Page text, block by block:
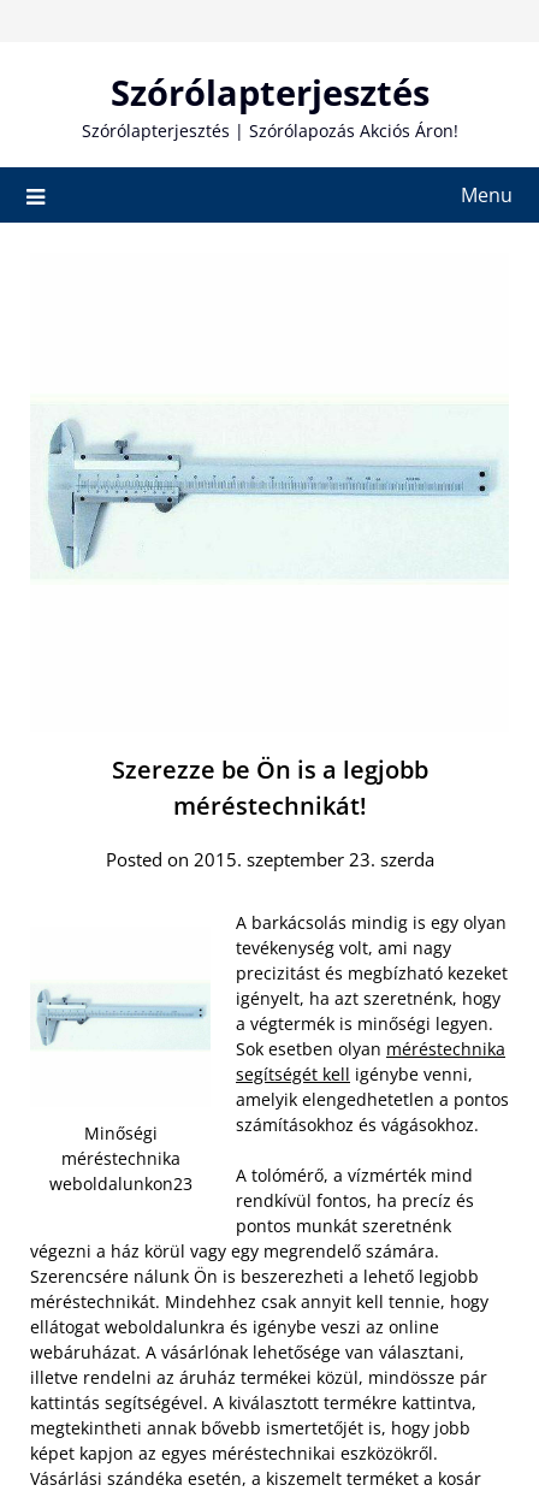
Szórólapterjesztés
Szórólapterjesztés | Szórólapozás Akciós Áron!
Menu
Szerezze be Ön is a legjobb
méréstechnikát!
Posted on 2015. szeptember 23. szerda
Minőségi
méréstechnika
weboldalunkon23
A barkácsolás mindig is egy olyan
tevékenység volt, ami nagy
precizitást és megbízható kezeket
igényelt, ha azt szeretnénk, hogy
a végtermék is minőségi legyen.
Sok esetben olyan méréstechnika
segítségét kell igénybe venni,
amelyik elengedhetetlen a pontos
számításokhoz és vágásokhoz.
A tolómérő, a vízmérték mind
rendkívül fontos, ha precíz és
pontos munkát szeretnénk
végezni a ház körül vagy egy megrendelő számára.
Szerencsére nálunk Ön is beszerezheti a lehető legjobb
méréstechnikát. Mindehhez csak annyit kell tennie, hogy
ellátogat weboldalunkra és igénybe veszi az online
webáruházat. A vásárlónak lehetősége van választani,
illetve rendelni az áruház termékei közül, mindössze pár
kattintás segítségével. A kiválasztott termékre kattintva,
megtekintheti annak bővebb ismertetőjét is, hogy jobb
képet kapjon az egyes méréstechnikai eszközökről.
Vásárlási szándéka esetén, a kiszemelt terméket a kosár